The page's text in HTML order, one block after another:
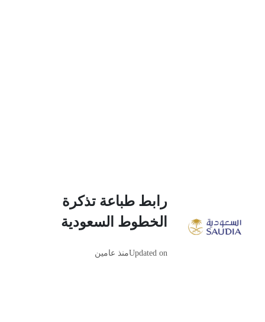
رابط طباعة تذكرة
الخطوط السعودية
Updated onمنذ عامين